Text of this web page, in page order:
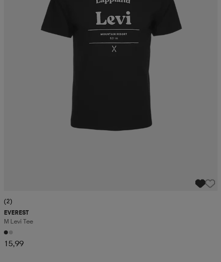
(2)
EVEREST
M Levi Tee
15,99